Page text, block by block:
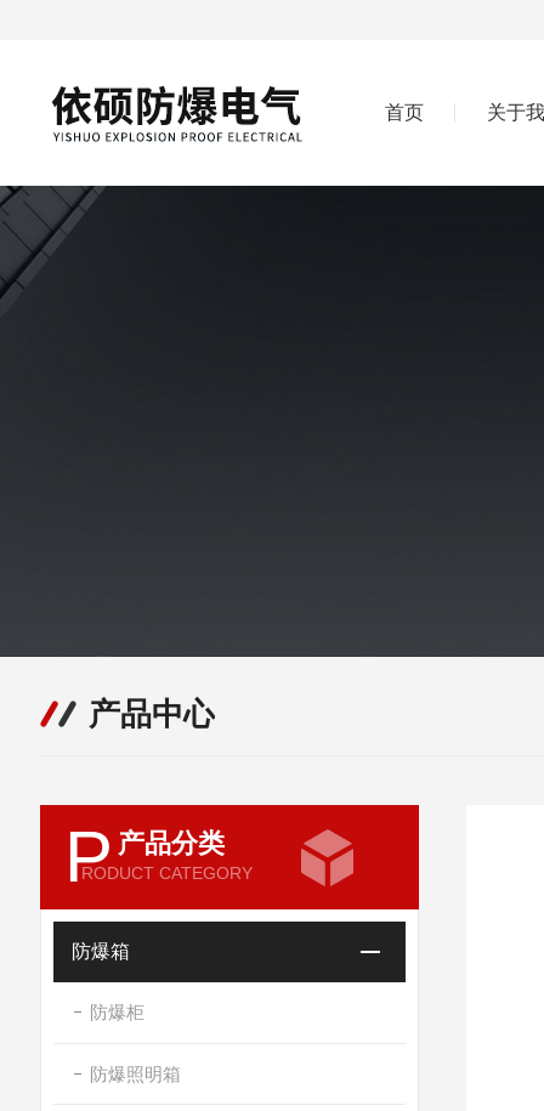
首页 关于
产品中心
P 产品分类
RODUCT CATEGORY
防爆箱
防爆柜
防爆照明箱